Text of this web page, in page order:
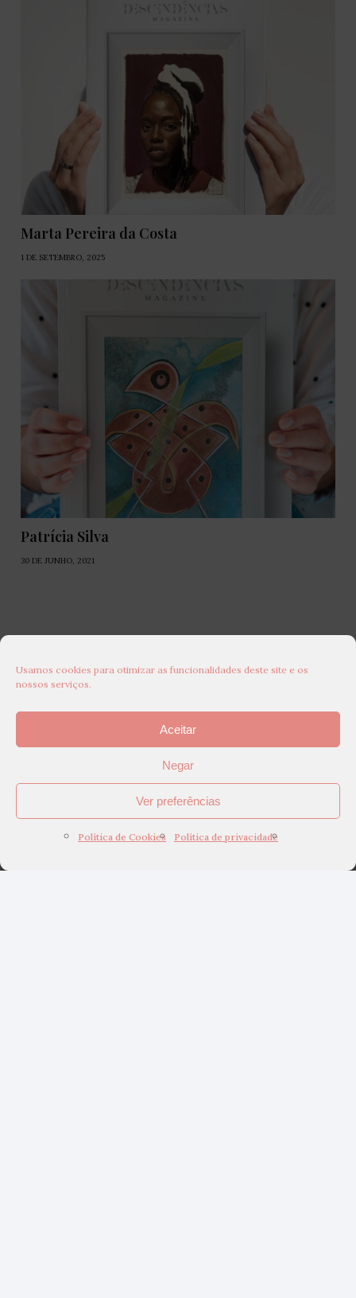
Usamos cookies para otimizar as funcionalidades deste site e os
nossos serviços.
Aceitar
Negar
Ver preferências
Política de Cookies Política de privacidade
Marta Pereira da Costa
1 DE SETEMBRO, 2025
Patrícia Silva
30 DE JUNHO, 2021